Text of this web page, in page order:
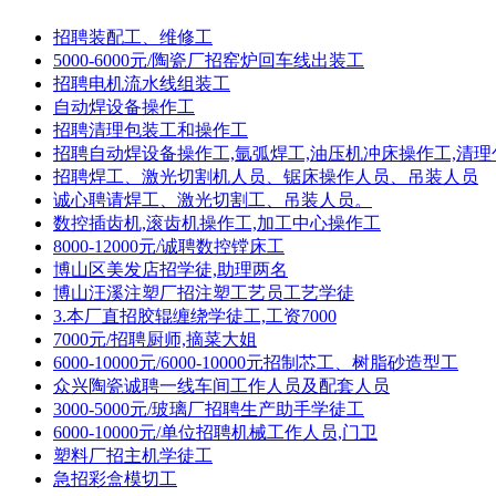
招聘装配工、维修工
5000-6000元/陶瓷厂招窑炉回车线出装工
招聘电机流水线组装工
自动焊设备操作工
招聘清理包装工和操作工
招聘自动焊设备操作工,氩弧焊工,油压机冲床操作工,清理
招聘焊工、激光切割机人员、锯床操作人员、吊装人员
诚心聘请焊工、激光切割工、吊装人员。
数控插齿机,滚齿机操作工,加工中心操作工
8000-12000元/诚聘数控镗床工
博山区美发店招学徒,助理两名
博山汪溪注塑厂招注塑工艺员工艺学徒
3.本厂直招胶辊缠绕学徒工,工资7000
7000元/招聘厨师,摘菜大姐
6000-10000元/6000-10000元招制芯工、树脂砂造型工
众兴陶瓷诚聘一线车间工作人员及配套人员
3000-5000元/玻璃厂招聘生产助手学徒工
6000-10000元/单位招聘机械工作人员,门卫
塑料厂招主机学徒工
急招彩盒模切工